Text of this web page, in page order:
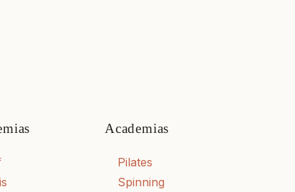
Academias
Pilates
Spinning